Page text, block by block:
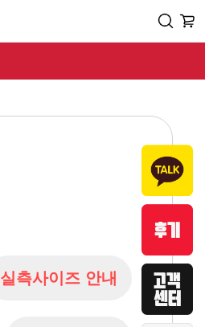
실측사이즈 안내